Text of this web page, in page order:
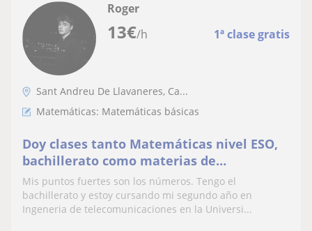
13€/h 1ª clase gratis
Roger
Sant Andreu De Llavaneres, Ca...
Matemáticas: Matemáticas básicas
Doy clases tanto Matemáticas nivel ESO,
bachillerato como materias de
batxillerato tecnologico, electro, tecno
industrial, física
Mis puntos fuertes son los números. Tengo el
bachillerato y estoy cursando mi segundo año en
Ingeneria de telecomunicaciones en la Universi...